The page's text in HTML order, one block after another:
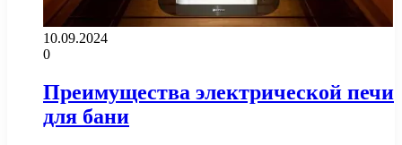
10.09.2024
0
Преимущества электрической печи
для бани